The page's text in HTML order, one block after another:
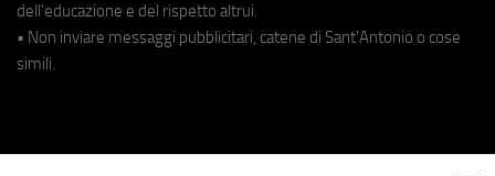
dell'educazione e del rispetto altrui.
• Non inviare messaggi pubblicitari, catene di Sant'Antonio o cose
simili.